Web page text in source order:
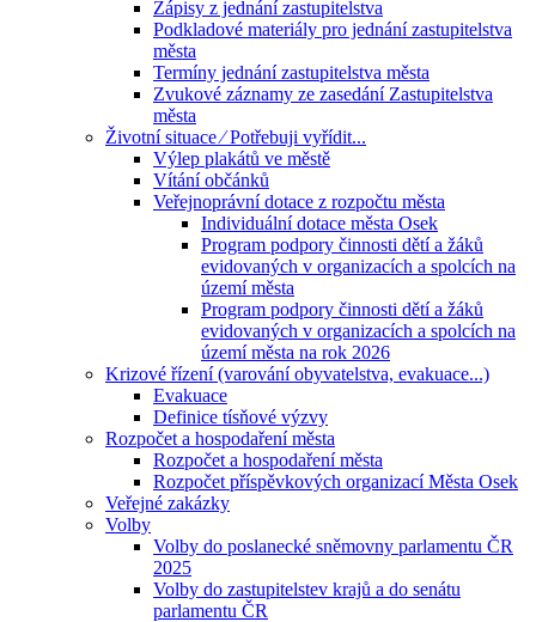
Zápisy z jednání zastupitelstva
Podkladové materiály pro jednání zastupitelstva
města
Termíny jednání zastupitelstva města
Zvukové záznamy ze zasedání Zastupitelstva
města
Životní situace ⁄ Potřebuji vyřídit...
Výlep plakátů ve městě
Vítání občánků
Veřejnoprávní dotace z rozpočtu města
Individuální dotace města Osek
Program podpory činnosti dětí a žáků
evidovaných v organizacích a spolcích na
území města
Program podpory činnosti dětí a žáků
evidovaných v organizacích a spolcích na
území města na rok 2026
Krizové řízení (varování obyvatelstva, evakuace...)
Evakuace
Definice tísňové výzvy
Rozpočet a hospodaření města
Rozpočet a hospodaření města
Rozpočet příspěvkových organizací Města Osek
Veřejné zakázky
Volby
Volby do poslanecké sněmovny parlamentu ČR
2025
Volby do zastupitelstev krajů a do senátu
parlamentu ČR